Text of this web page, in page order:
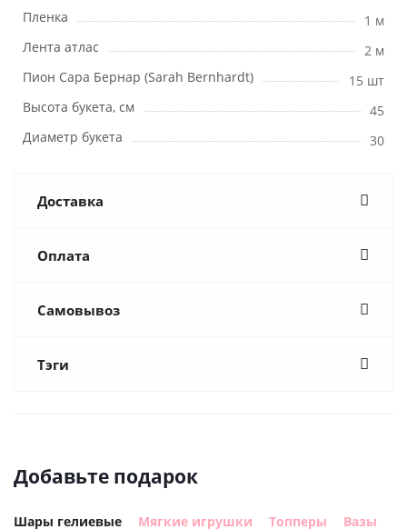
Пленка
1 м
Лента атлас
2 м
Пион Сара Бернар (Sarah Bernhardt)
15 шт
Высота букета, см
45
Диаметр букета
30
Доставка
Оплата
Самовывоз
Тэги
Добавьте подарок
Шары гелиевые Мягкие игрушки Топперы
Вазы